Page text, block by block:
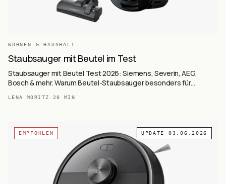
WOHNEN & HAUSHALT
Staubsauger mit Beutel im Test
Staubsauger mit Beutel Test 2026: Siemens, Severin, AEG,
Bosch & mehr. Warum Beutel-Staubsauger besonders für
LENA MORITZ · 20 MIN
EMPFOHLEN UPDATE 03.06.2026